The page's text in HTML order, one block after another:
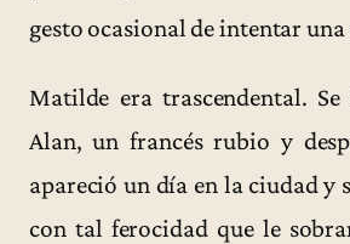
gesto ocasional de intentar
Matilde era trascendental.
Alan, un francés rubio y
apareció un día en la ciudad y
con tal ferocidad que le